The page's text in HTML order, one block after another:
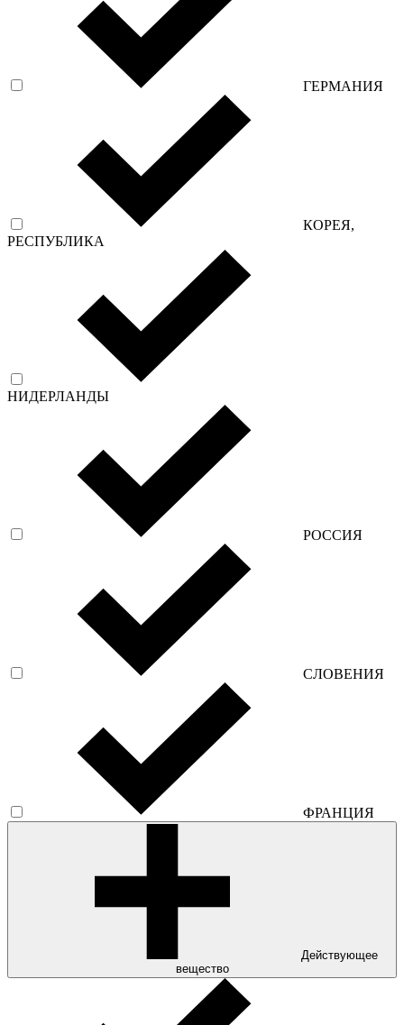
ГЕРМАНИЯ
КОРЕЯ,
РЕСПУБЛИКА
НИДЕРЛАНДЫ
РОССИЯ
СЛОВЕНИЯ
ФРАНЦИЯ
Действующее
вещество